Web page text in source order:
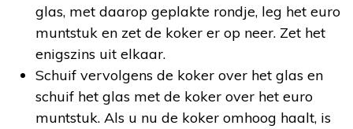
glas, met daarop geplakte rondje, leg het euro
muntstuk en zet de koker er op neer. Zet het
enigszins uit elkaar.
Schuif vervolgens de koker over het glas en
schuif het glas met de koker over het euro
muntstuk. Als u nu de koker omhoog haalt, is